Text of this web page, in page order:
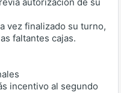
vez finalizado su turno,
faltantes cajas.
incentivo al segundo